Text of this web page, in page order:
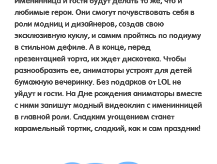
любимые герои. Они смогут почувствовать себя в
роли модниц и дизайнеров, создав свою
эксклюзивную куклу, и самим пройтись по подиуму
в стильном дефиле. А в конце, перед
презентацией торта, их ждет дискотека. Чтобы
разнообразить ее, аниматоры устроят для детей
бумажную вечеринку. Без подарков от LOL не
уйдут и гости. На Дне рождения аниматоры вместе
с ними запишут модный видеоклип с именинницей
в главной роли. Сладким угощением станет
карамельный тортик, сладкий, как и сам праздник!